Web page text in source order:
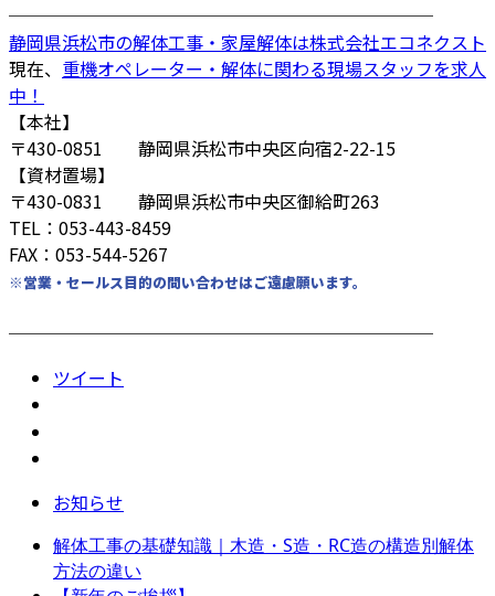
────────────────────────
静岡県浜松市の解体工事・家屋解体は株式会社エコネクスト
現在、 重機オペレーター・解体に関わる現場スタッフを求人
中！
【本社】
〒430-0851 静岡県浜松市中央区向宿2-22-15
【資材置場】
〒430-0831 静岡県浜松市中央区御給町263
TEL：053-443-8459
FAX：053-544-5267
※営業・セールス目的の問い合わせはご遠慮願います。
────────────────────────
ツイート
お知らせ
解体工事の基礎知識｜木造・S造・RC造の構造別解体
方法の違い